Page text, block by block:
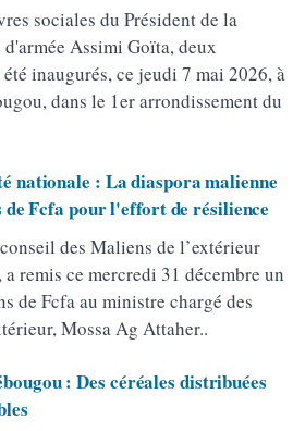
sociales du Président de la
Assimi Goïta, deux
inaugurés, ce jeudi 7 mai 2026, à
dans le 1er arrondissement du
nationale : La diaspora malienne
Fcfa pour l'effort de résilience
des Maliens de l’extérieur
remis ce mercredi 31 décembre un
de Fcfa au ministre chargé des
Mossa Ag Attaher..
: Des céréales distribuées